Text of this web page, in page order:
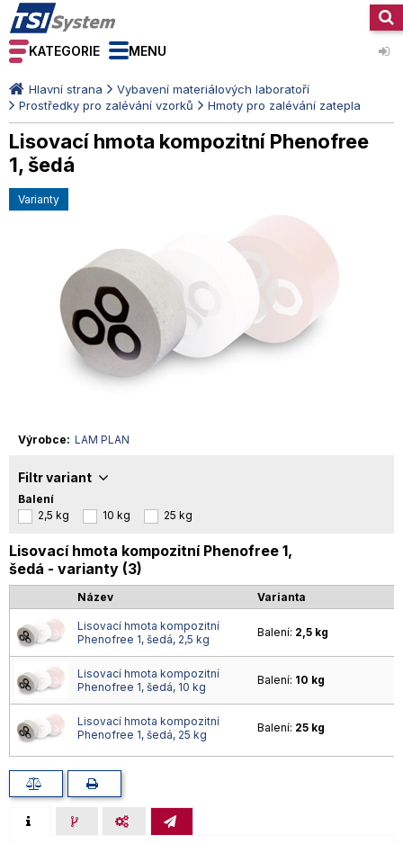
KATEGORIE MENU
Hlavní strana
Vybavení materiálových laboratoří
Prostředky pro zalévání vzorků
Hmoty pro zalévání zatepla
Lisovací hmota kompozitní Phenofree
1, šedá
varianty
Výrobce LAM PLAN
Filtr variant
Balení
2,5 kg
10 kg 25 kg
Lisovací hmota kompozitní Phenofree 1,
šedá - varianty (3)
Název Varianta
Lisovací hmota kompozitní
Phenofree 1, šedá, 2,5 kg
Balení: 2,5 kg
Lisovací hmota kompozitní
Phenofree 1, šedá, 10 kg
Balení: 10 kg
Lisovací hmota kompozitní
Phenofree 1, šedá, 25 kg
Balení: 25 kg